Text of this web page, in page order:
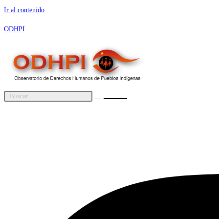
Ir al contenido
ODHPI